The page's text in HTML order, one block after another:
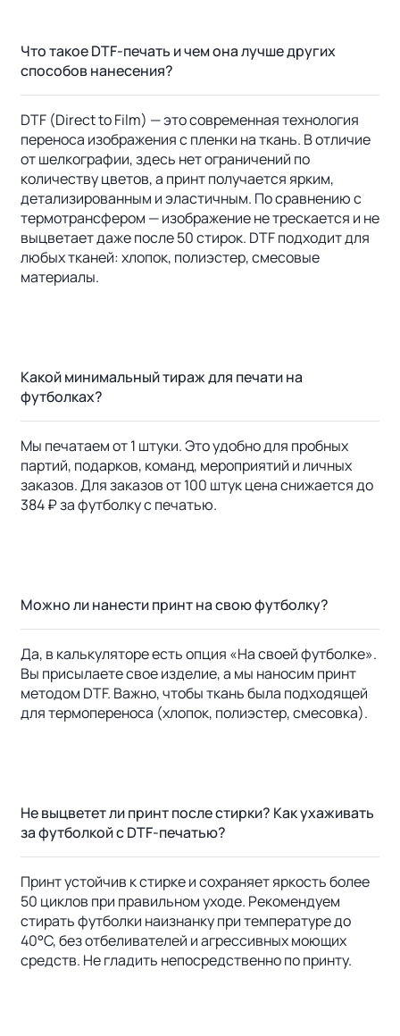
Что такое DTF-печать и чем она лучше других
способов нанесения?
DTF (Direct to Film) — это современная технология
переноса изображения с пленки на ткань. В отличие
от шелкографии, здесь нет ограничений по
количеству цветов, а принт получается ярким,
детализированным и эластичным. По сравнению с
термотрансфером — изображение не трескается и не
выцветает даже после 50 стирок. DTF подходит для
любых тканей: хлопок, полиэстер, смесовые
материалы.
Какой минимальный тираж для печати на
футболках?
Мы печатаем от 1 штуки. Это удобно для пробных
партий, подарков, команд, мероприятий и личных
заказов. Для заказов от 100 штук цена снижается до
384 ₽ за футболку с печатью.
Можно ли нанести принт на свою футболку?
Да, в калькуляторе есть опция «На своей футболке».
Вы присылаете свое изделие, а мы наносим принт
методом DTF. Важно, чтобы ткань была подходящей
для термопереноса (хлопок, полиэстер, смесовка).
Не выцветет ли принт после стирки? Как ухаживать
за футболкой с DTF-печатью?
Принт устойчив к стирке и сохраняет яркость более
50 циклов при правильном уходе. Рекомендуем
стирать футболки наизнанку при температуре до
40°C, без отбеливателей и агрессивных моющих
средств. Не гладить непосредственно по принту.